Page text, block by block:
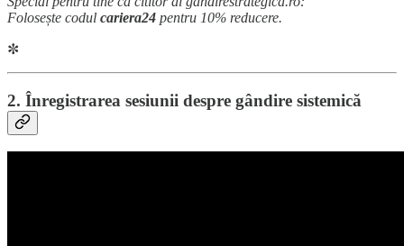
Folosește codul cariera24 pentru 10% reducere.
✼
2. Înregistrarea sesiunii despre gândire sistemică